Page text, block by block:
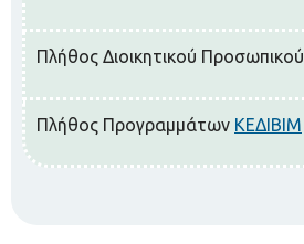
Πλήθος Διοικητικού Προσωπικού
Πλήθος Προγραμμάτων ΚΕΔΙΒΙΜ